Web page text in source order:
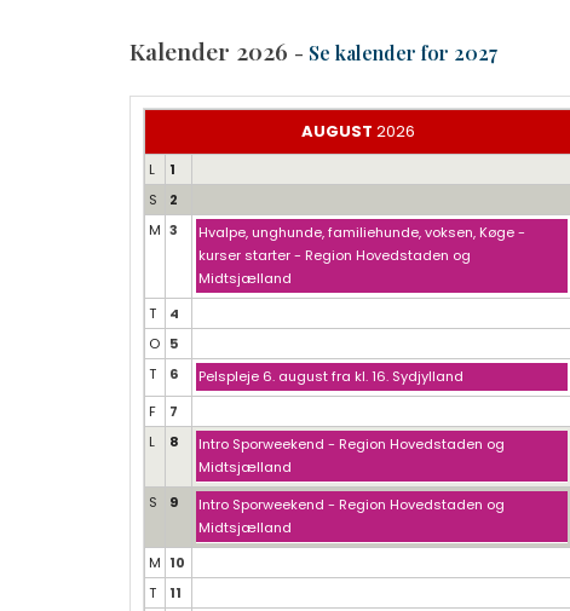
Kalender 2026 - Se kalender for 2027
AUGUST 2026
L
1
S
2
M 3
Hvalpe, unghunde, familiehunde, voksen, Køge -
kurser starter - Region Hovedstaden og
Midtsjælland
T
4
O 5
T
6
Pelspleje 6. august fra kl. 16. Sydjylland
F
7
L
8
Intro Sporweekend - Region Hovedstaden og
Midtsjælland
S
9
Intro Sporweekend - Region Hovedstaden og
Midtsjælland
M 10
T
11